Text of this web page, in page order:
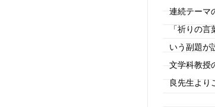
連続テーマ
「祈りの
いう副題が
文学科教授
良先生より